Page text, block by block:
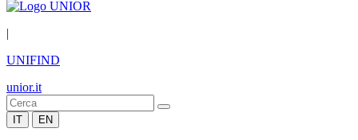
|
UNIFIND
unior.it
IT EN